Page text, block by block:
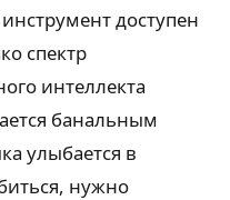
доступен
спектр
интеллекта
банальным
улыбается в
нужно